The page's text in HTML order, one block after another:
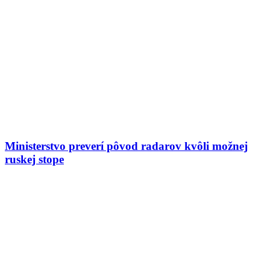
Ministerstvo preverí pôvod radarov kvôli možnej
ruskej stope